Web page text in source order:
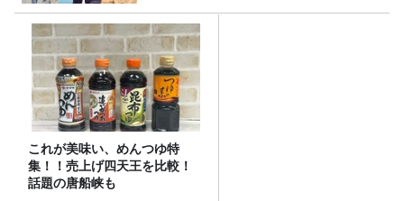
これが美味い、めんつゆ特
集！！売上げ四天王を比較！
話題の唐船峡も